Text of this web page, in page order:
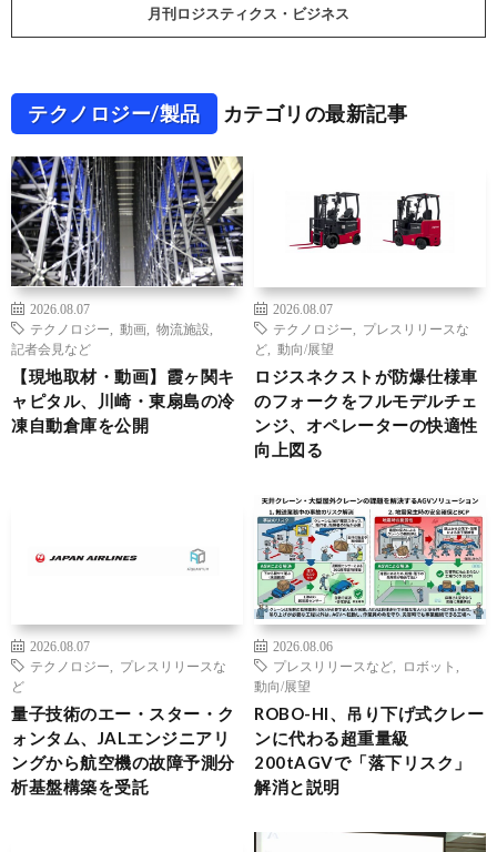
月刊ロジスティクス・ビジネス
テクノロジー/製品 カテゴリの最新記事
2026.08.07
テクノロジー
動画 物流施設
記者会見など
【現地取材・動画】霞ヶ関キ
ャピタル、川崎・東扇島の冷
凍自動倉庫を公開
2026.08.07
テクノロジー
プレスリリースな
ど
動向/展望
ロジスネクストが防爆仕様車
のフォークをフルモデルチェ
ンジ、オペレーターの快適性
向上図る
2026.08.07
テクノロジー
プレスリリースな
ど
量子技術のエー・スター・ク
ォンタム、JALエンジニアリ
ングから航空機の故障予測分
析基盤構築を受託
2026.08.06
プレスリリースなど
ロボット
動向/展望
ROBO-HI、吊り下げ式クレー
ンに代わる超重量級
200tAGVで「落下リスク」
解消と説明